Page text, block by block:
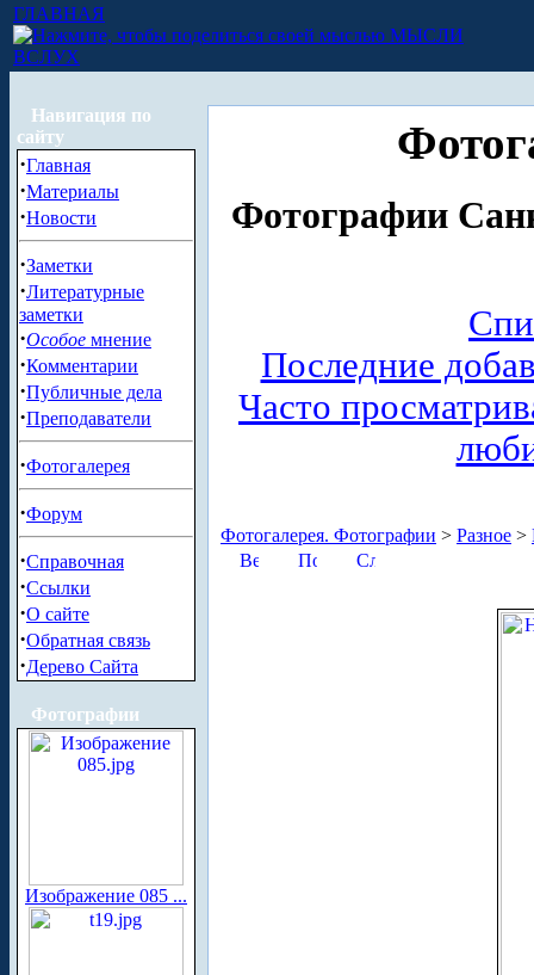
ГЛАВНАЯ
МЫСЛИ
ВСЛУХ
Навигация по
сайту
·Главная
·Материалы
·Новости
·Заметки
·Литературные
заметки
·Особое мнение
·Комментарии
·Публичные дела
·Преподаватели
·Фотогалерея
·Форум
·Справочная
·Ссылки
·О сайте
·Обратная связь
·Дерево Сайта
Фотографии
Изображение 085 ...
Фотографии
Последние
Часто
Фотогалерея. Фотографии > Разное >